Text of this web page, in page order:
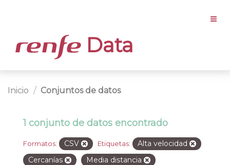
Data
Inicio Conjuntos de datos
1 conjunto de datos encontrado
Formatos: CSV Etiquetas:
Alta velocidad
Cercanías
Media distancia